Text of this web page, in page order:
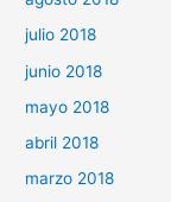
julio 2018
junio 2018
mayo 2018
abril 2018
marzo 2018